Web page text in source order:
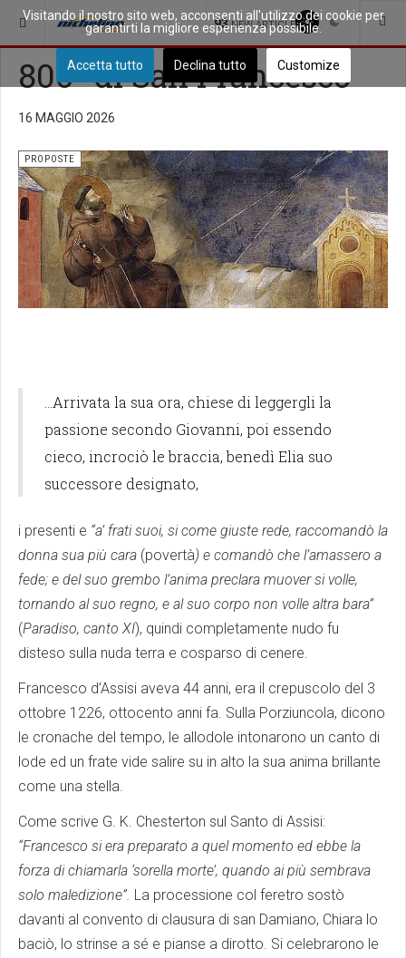
93 NEW ARTICLES
SEI QUI: COMUNITÀ PROPOSTE
800° di San Francesco
16 MAGGIO 2026
PROPOSTE
…Arrivata la sua ora, chiese di leggergli la
passione secondo Giovanni, poi essendo
cieco, incrociò le braccia, benedì Elia suo
successore designato,
i presenti e “a’ frati suoi, si come giuste rede, raccomandò la
donna sua più cara (povertà) e comandò che l’amassero a
fede; e del suo grembo l’anima preclara muover si volle,
tornando al suo regno, e al suo corpo non volle altra bara”
(Paradiso, canto XI), quindi completamente nudo fu
disteso sulla nuda terra e cosparso di cenere.
Francesco d’Assisi aveva 44 anni, era il crepuscolo del 3
ottobre 1226, ottocento anni fa. Sulla Porziuncola, dicono
le cronache del tempo, le allodole intonarono un canto di
lode ed un frate vide salire su in alto la sua anima brillante
come una stella.
Come scrive G. K. Chesterton sul Santo di Assisi:
“Francesco si era preparato a quel momento ed ebbe la
forza di chiamarla ‘sorella morte’, quando ai più sembrava
solo maledizione”. La processione col feretro sostò
davanti al convento di clausura di san Damiano, Chiara lo
baciò, lo strinse a sé e pianse a dirotto. Si celebrarono le
Visitando il nostro sito web, acconsenti all'utilizzo dei cookie per
garantirti la migliore esperienza possibile.
Accetta tutto Declina tutto Customize